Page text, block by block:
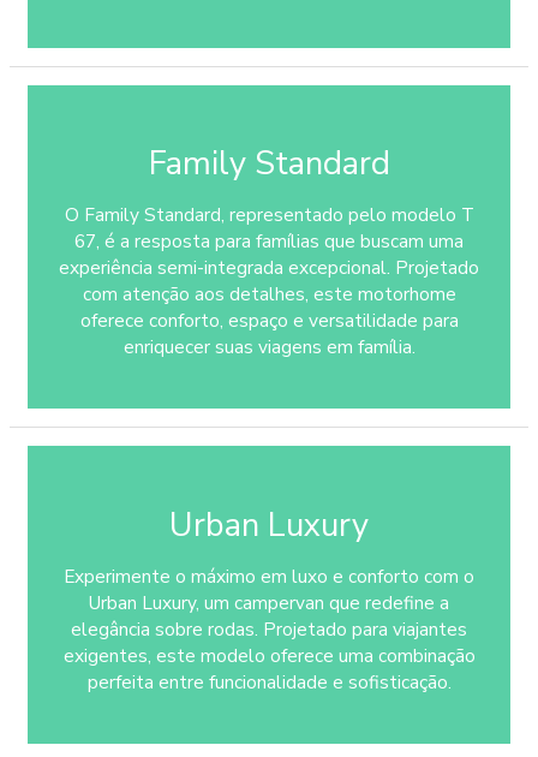
Family Standard
O Family Standard, representado pelo modelo T
67, é a resposta para famílias que buscam uma
experiência semi-integrada excepcional. Projetado
com atenção aos detalhes, este motorhome
oferece conforto, espaço e versatilidade para
enriquecer suas viagens em família.
Urban Luxury
Experimente o máximo em luxo e conforto com o
Urban Luxury, um campervan que redefine a
elegância sobre rodas. Projetado para viajantes
exigentes, este modelo oferece uma combinação
perfeita entre funcionalidade e sofisticação.